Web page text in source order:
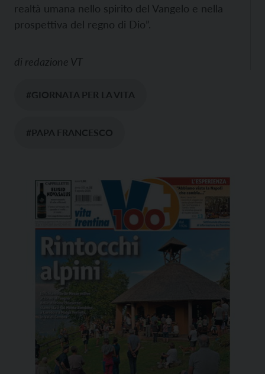
realtà umana nello spirito del Vangelo e nella
prospettiva del regno di Dio”.
di redazione VT
#GIORNATA PER LA VITA
#PAPA FRANCESCO